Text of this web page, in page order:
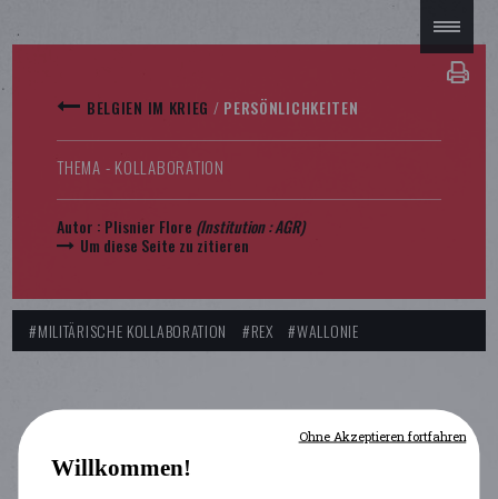
BELGIEN IM KRIEG / PERSÖNLICHKEITEN
THEMA - KOLLABORATION
Autor : Plisnier Flore (Institution : AGR)
Um diese Seite zu zitieren
#MILITÄRISCHE KOLLABORATION #REX #WALLONIE
Willkommen!
Ohne Akzeptieren fortfahren